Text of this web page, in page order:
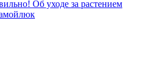
Об уходе за растением